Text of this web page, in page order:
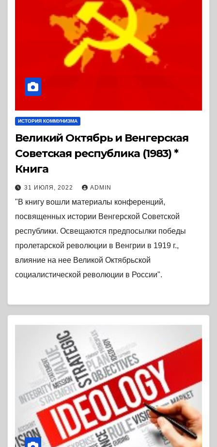
ИСТОРИЯ КОММУНИЗМА
Великий Октябрь и Венгерская
Советская республика (1983) *
Книга
31 ИЮЛЯ, 2022 ADMIN
"В книгу вошли материалы конференций,
посвященных истории Венгерской Советской
республики. Освещаются предпосылки победы
пролетарской революции в Венгрии в 1919 г.,
влияние на нее Великой Октябрьской
социалистической революции в России".